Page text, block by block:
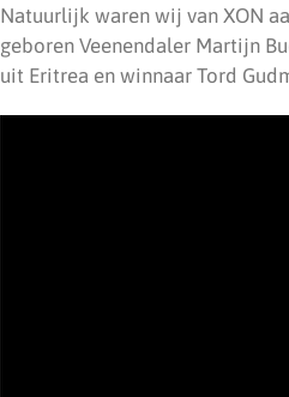
Natuurlijk waren wij van XON
geboren Veenendaler Martijn
uit Eritrea en winnaar Tord